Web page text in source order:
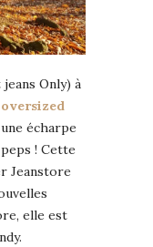
Only) à
écharpe
! Cette
Jeanstore
elle est